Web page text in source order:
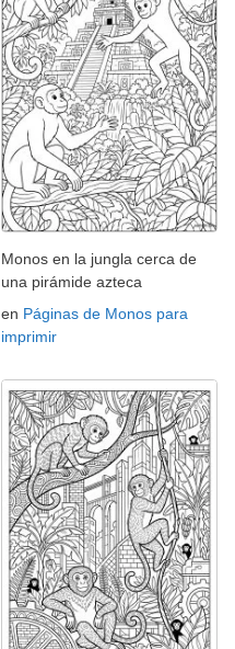
Monos en la jungla cerca de
una pirámide azteca
en Páginas de Monos para
imprimir